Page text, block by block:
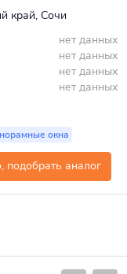
край, Сочи
нет данных
нет данных
нет данных
нет данных
окна
подобрать аналог